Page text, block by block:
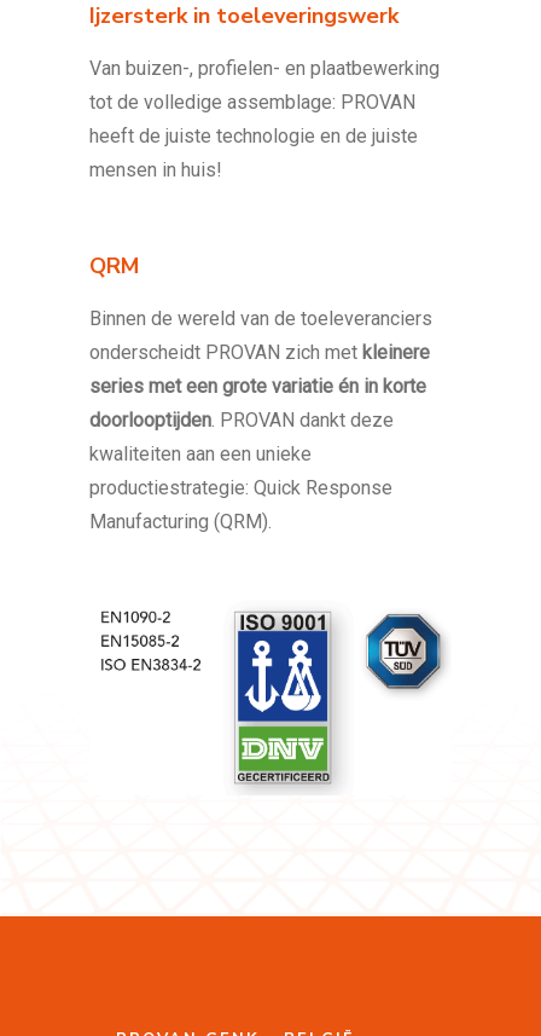
Ijzersterk in toeleveringswerk
Van buizen-, profielen- en plaatbewerking
tot de volledige assemblage: PROVAN
heeft de juiste technologie en de juiste
mensen in huis!
QRM
Binnen de wereld van de toeleveranciers
onderscheidt PROVAN zich met kleinere
series met een grote variatie én in korte
doorlooptijden. PROVAN dankt deze
kwaliteiten aan een unieke
productiestrategie: Quick Response
Manufacturing (QRM).